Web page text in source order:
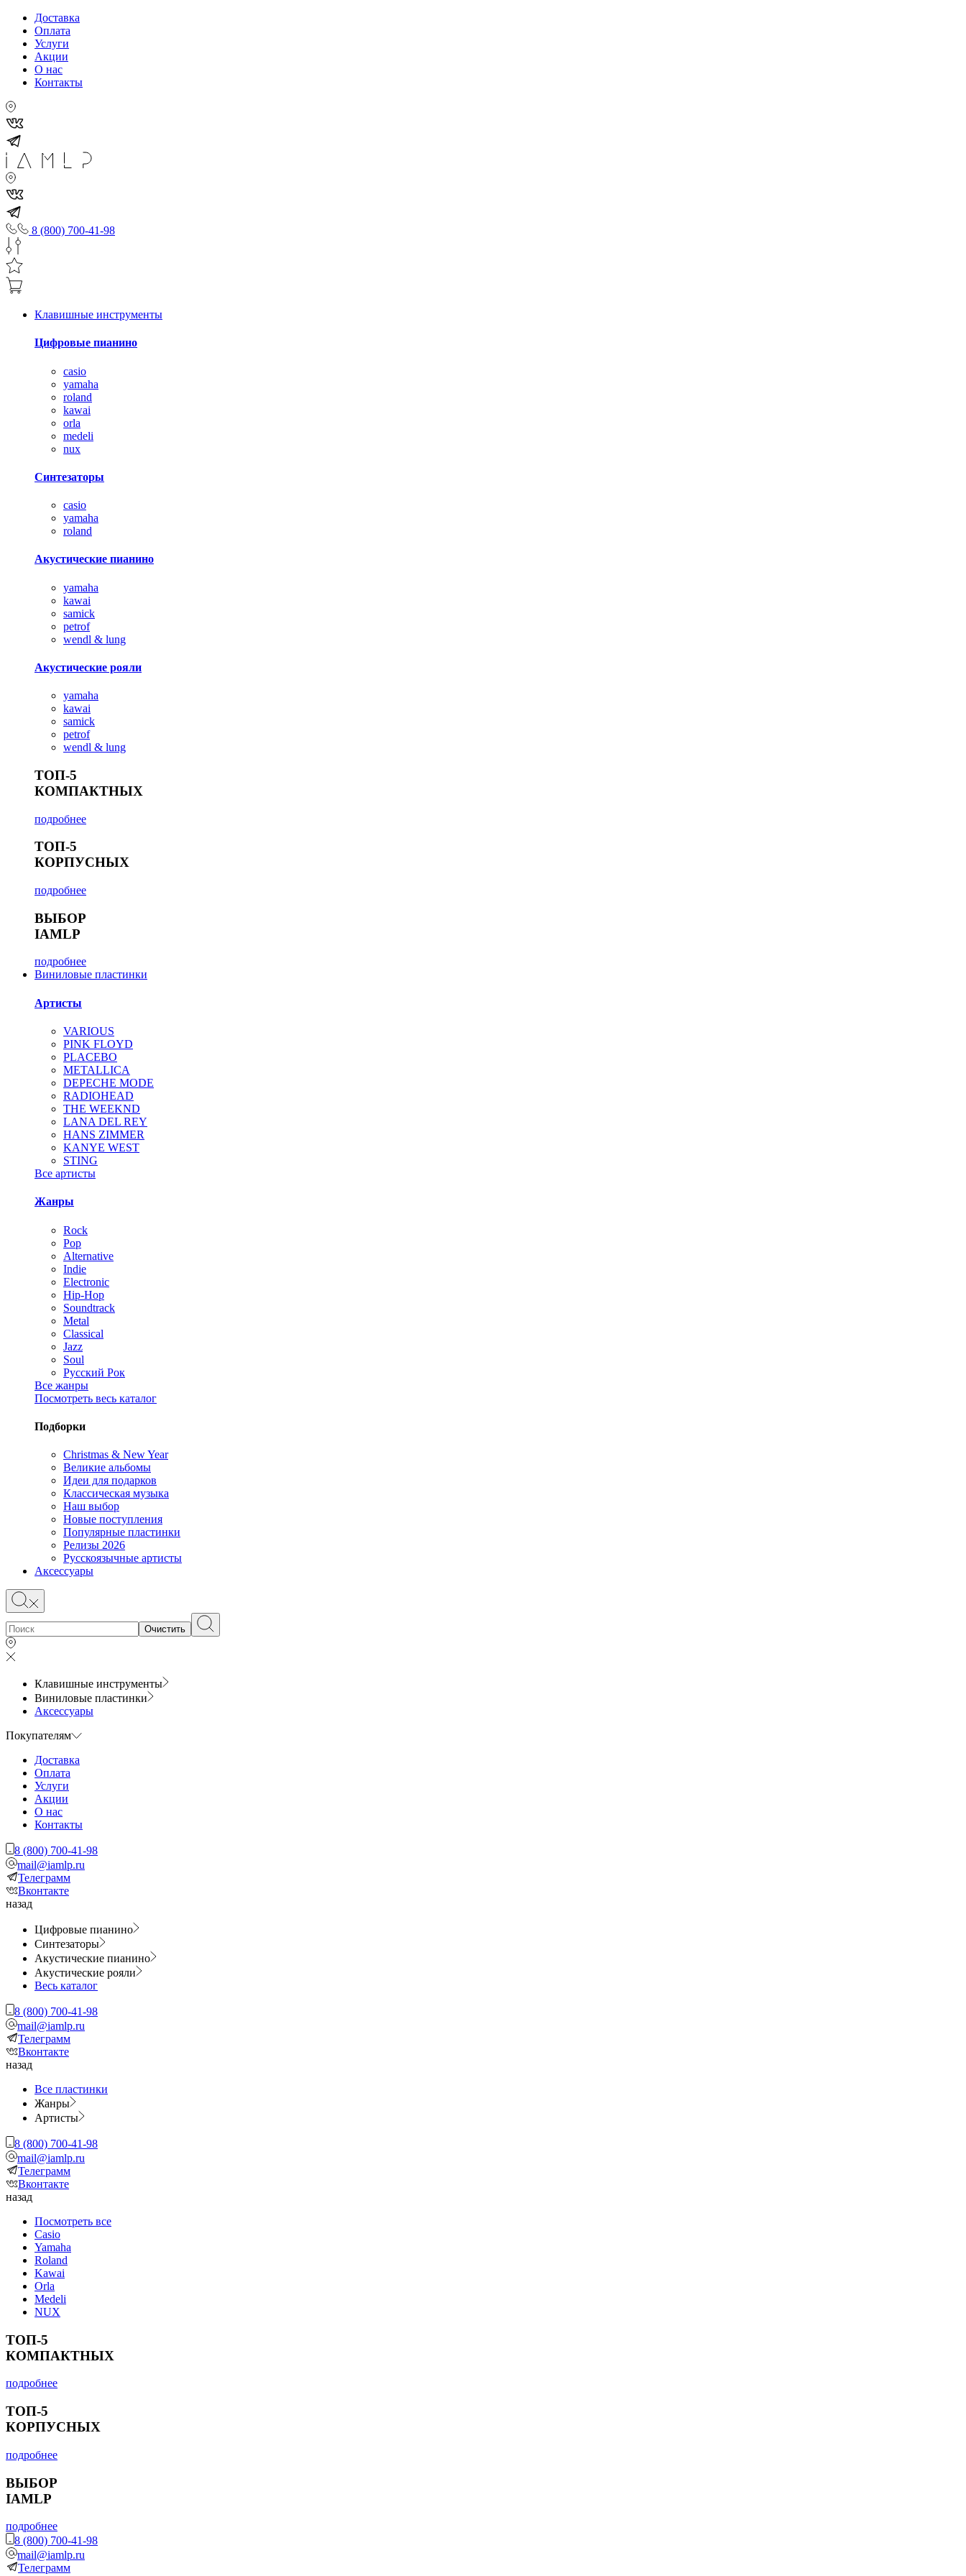
Доставка
Оплата
Услуги
Акции
О нас
Контакты
8 (800) 700-41-98
Клавишные инструменты
Цифровые пианино
casio
yamaha
roland
kawai
orla
medeli
nux
Синтезаторы
casio
yamaha
roland
Акустические пианино
yamaha
kawai
samick
petrof
wendl & lung
Акустические рояли
yamaha
kawai
samick
petrof
wendl & lung
ТОП-5
КОМПАКТНЫХ
подробнее
ТОП-5
КОРПУСНЫХ
подробнее
ВЫБОР
IAMLP
подробнее
Виниловые пластинки
Артисты
VARIOUS
PINK FLOYD
PLACEBO
METALLICA
DEPECHE MODE
RADIOHEAD
THE WEEKND
LANA DEL REY
HANS ZIMMER
KANYE WEST
STING
Все артисты
Жанры
Rock
Pop
Alternative
Indie
Electronic
Hip-Hop
Soundtrack
Metal
Classical
Jazz
Soul
Русский Рок
Все жанры
Посмотреть весь каталог
Подборки
Christmas & New Year
Великие альбомы
Идеи для подарков
Классическая музыка
Наш выбор
Новые поступления
Популярные пластинки
Релизы 2026
Русскоязычные артисты
Аксессуары
Очистить
Клавишные инструменты
Виниловые пластинки
Аксессуары
Покупателям
Доставка
Оплата
Услуги
Акции
О нас
Контакты
8 (800) 700-41-98
mail@iamlp.ru
Телеграмм
Вконтакте
назад
Цифровые пианино
Синтезаторы
Акустические пианино
Акустические рояли
Весь каталог
8 (800) 700-41-98
mail@iamlp.ru
Телеграмм
Вконтакте
назад
Все пластинки
Жанры
Артисты
8 (800) 700-41-98
mail@iamlp.ru
Телеграмм
Вконтакте
назад
Посмотреть все
Casio
Yamaha
Roland
Kawai
Orla
Medeli
NUX
ТОП-5
КОМПАКТНЫХ
подробнее
ТОП-5
КОРПУСНЫХ
подробнее
ВЫБОР
IAMLP
подробнее
8 (800) 700-41-98
mail@iamlp.ru
Телеграмм